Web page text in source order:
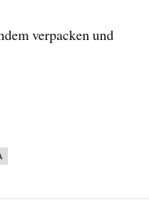
verpacken und